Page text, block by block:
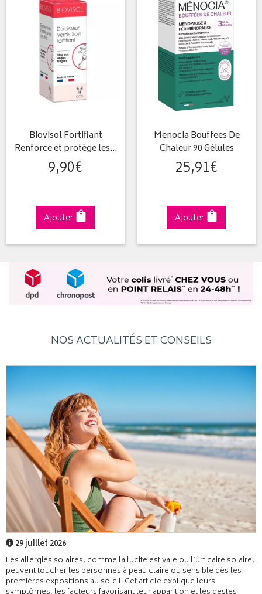
Biovisol Fortifiant
Renforce et protège les…
9,90€
Ajouter
Menocia Bouffees De
Chaleur 90 Gélules
25,91€
Ajouter
NOS ACTUALITÉS ET CONSEILS
29 juillet 2026
Les allergies solaires, comme la lucite estivale ou l’urticaire solaire,
peuvent toucher les personnes à peau claire ou sensible dès les
premières expositions au soleil. Cet article explique leurs